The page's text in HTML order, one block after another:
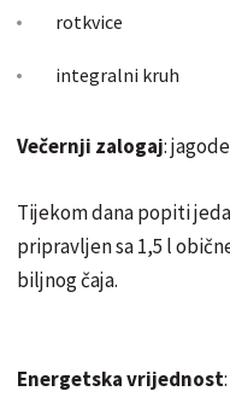
rotkvice
integralni kruh
Večernji zalogaj: jagode
Tijekom dana popiti
pripravljen sa 1,5 l
biljnog čaja.
Energetska vrijednost